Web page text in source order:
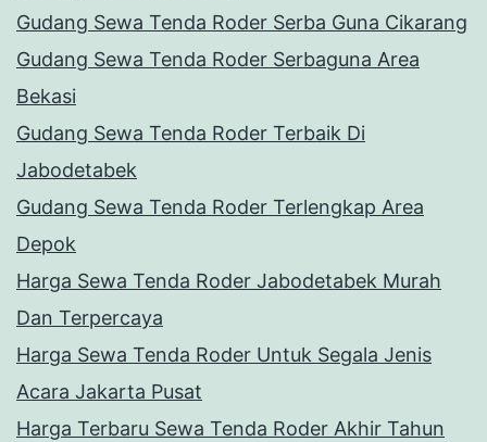
Gudang Sewa Tenda Roder Serba Guna Cikarang
Gudang Sewa Tenda Roder Serbaguna Area
Bekasi
Gudang Sewa Tenda Roder Terbaik Di
Jabodetabek
Gudang Sewa Tenda Roder Terlengkap Area
Depok
Harga Sewa Tenda Roder Jabodetabek Murah
Dan Terpercaya
Harga Sewa Tenda Roder Untuk Segala Jenis
Acara Jakarta Pusat
Harga Terbaru Sewa Tenda Roder Akhir Tahun